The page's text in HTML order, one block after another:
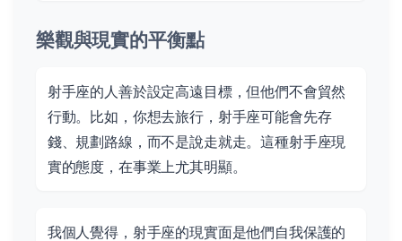
樂觀與現實的平衡點
射手座的人善於設定高遠目標，但他們不會貿然
行動。比如，你想去旅行，射手座可能會先存
錢、規劃路線，而不是說走就走。這種射手座現
實的態度，在事業上尤其明顯。
我個人覺得，射手座的現實面是他們自我保護的